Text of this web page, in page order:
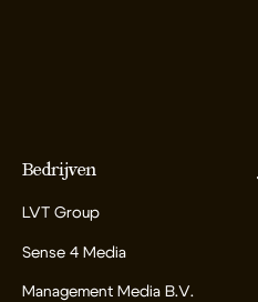
Bedrijven
LVT Group
Sense 4 Media
Management Media B.V.